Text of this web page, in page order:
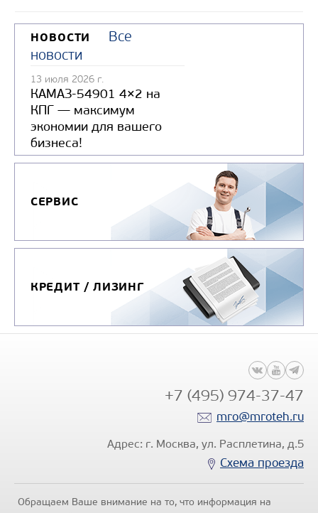
НОВОСТИ
Все
новости
13 июля 2026 г.
КАМАЗ-54901 4×2 на
КПГ — максимум
экономии для вашего
бизнеса!
СЕРВИС
КРЕДИТ / ЛИЗИНГ
+7 (495) 974-37-47
mro@mroteh.ru
Адрес: г. Москва, ул. Расплетина, д.5
Схема проезда
Обращаем Ваше внимание на то, что информация на